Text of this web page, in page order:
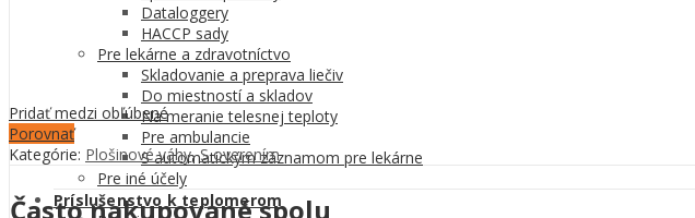
Dataloggery
HACCP sady
Pre lekárne a zdravotníctvo
Skladovanie a preprava liečiv
Do miestností a skladov
Na meranie telesnej teploty
Pre ambulancie
S automatickým záznamom pre lekárne
Pre iné účely
Príslušenstvo k teplomerom
Pridať medzi obľúbené
Porovnať
Kategórie: Plošinové váhy,S overením
Často nakupované spolu